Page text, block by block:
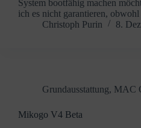
System bootfähig machen
ich es nicht garantieren,
Christoph Purin
8.
Grundausstattung, MAC
Mikogo V4 Beta